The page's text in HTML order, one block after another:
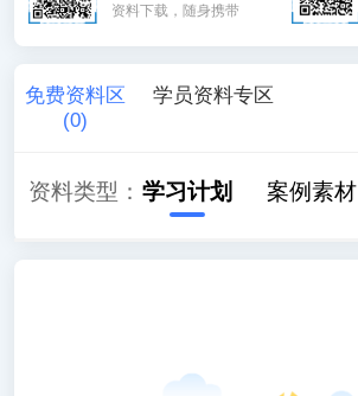
资料下载，随身携带
免费资料区
(0)
学员资料专区
资料类型：
教材解读 学习计划 案例素材